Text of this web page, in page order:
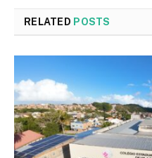
RELATED POSTS